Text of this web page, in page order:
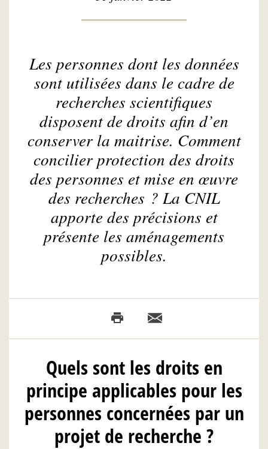
Les personnes dont les données
sont utilisées dans le cadre de
recherches scientifiques
disposent de droits afin d’en
conserver la maitrise. Comment
concilier protection des droits
des personnes et mise en œuvre
des recherches ? La CNIL
apporte des précisions et
présente les aménagements
possibles.
Quels sont les droits en
principe applicables pour les
personnes concernées par un
projet de recherche ?